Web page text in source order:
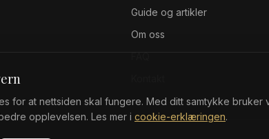
Guide og artikler
Om oss
for at nettsiden skal fungere. Med ditt samtykke bruker
opplevelsen. Les mer i cookie-erklæringen.